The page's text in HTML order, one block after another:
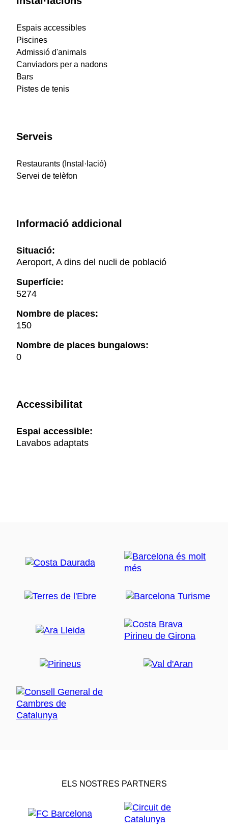
Espais accessibles
Piscines
Admissió d'animals
Canviadors per a nadons
Bars
Pistes de tenis
Serveis
Restaurants (Instal·lació)
Servei de telèfon
Informació addicional
Situació:
Aeroport, A dins del nucli de població
Superfície:
5274
Nombre de places:
150
Nombre de places bungalows:
0
Accessibilitat
Espai accessible:
Lavabos adaptats
ELS NOSTRES PARTNERS